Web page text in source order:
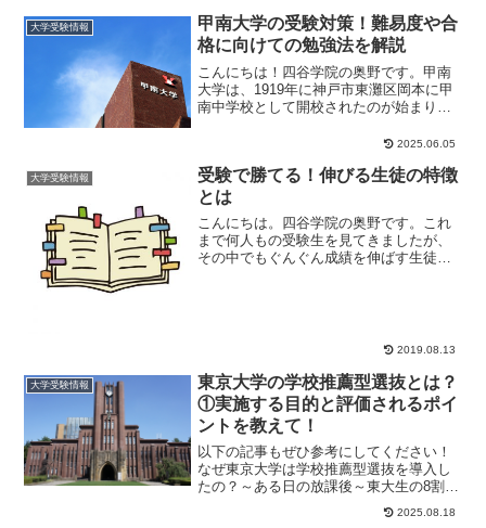
大学受験情報
甲南大学の受験対策！難易度や合
格に向けての勉強法を解説
こんにちは！四谷学院の奥野です。甲南
大学は、1919年に神戸市東灘区岡本に甲
南中学校として開校されたのが始まりで
2025.06.05
大学受験情報
受験で勝てる！伸びる生徒の特徴
とは
こんにちは。四谷学院の奥野です。これ
まで何人もの受験生を見てきましたが、
その中でもぐんぐん成績を伸ばす生徒と
2019.08.13
大学受験情報
東京大学の学校推薦型選抜とは？
①実施する目的と評価されるポイ
ントを教えて！
以下の記事もぜひ参考にしてください！
なぜ東京大学は学校推薦型選抜を導入し
たの？～ある日の放課後～東大生の8割は
男子学生東京大学に一般入試で合格した
2025.08.18